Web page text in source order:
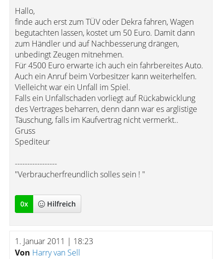
Hallo,
finde auch erst zum TÜV oder Dekra fahren, Wagen
begutachten lassen, kostet um 50 Euro. Damit dann
zum Händler und auf Nachbesserung drängen,
unbedingt Zeugen mitnehmen.
Für 4500 Euro erwarte ich auch ein fahrbereites Auto.
Auch ein Anruf beim Vorbesitzer kann weiterhelfen.
Vielleicht war ein Unfall im Spiel.
Falls ein Unfallschaden vorliegt auf Rückabwicklung
des Vertrages beharren, denn dann war es arglistige
Täuschung, falls im Kaufvertrag nicht vermerkt..
Gruss
Spediteur
-----------------
"Verbraucherfreundlich solles sein ! "
0x Hilfreich
1. Januar 2011 | 18:23
Von Harry van Sell